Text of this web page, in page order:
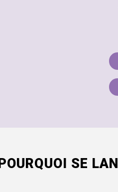
POURQUOI SE